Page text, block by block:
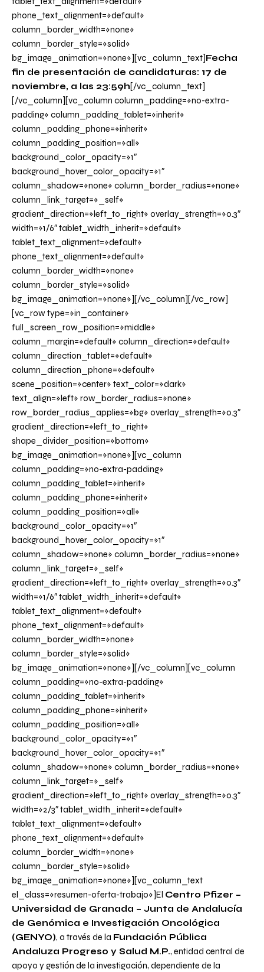
phone_text_alignment=»default»
column_border_width=»none»
column_border_style=»solid»
bg_image_animation=»none»][vc_column_text]Fecha
fin de presentación de candidaturas: 17 de
noviembre, a las 23:59h[/vc_column_text]
[/vc_column][vc_column column_padding=»no-extra-
padding» column_padding_tablet=»inherit»
column_padding_phone=»inherit»
column_padding_position=»all»
background_color_opacity=»1″
background_hover_color_opacity=»1″
column_shadow=»none» column_border_radius=»none»
column_link_target=»_self»
gradient_direction=»left_to_right» overlay_strength=»0.3″
width=»1/6″ tablet_width_inherit=»default»
tablet_text_alignment=»default»
phone_text_alignment=»default»
column_border_width=»none»
column_border_style=»solid»
bg_image_animation=»none»][/vc_column][/vc_row]
[vc_row type=»in_container»
full_screen_row_position=»middle»
column_margin=»default» column_direction=»default»
column_direction_tablet=»default»
column_direction_phone=»default»
scene_position=»center» text_color=»dark»
text_align=»left» row_border_radius=»none»
row_border_radius_applies=»bg» overlay_strength=»0.3″
gradient_direction=»left_to_right»
shape_divider_position=»bottom»
bg_image_animation=»none»][vc_column
column_padding=»no-extra-padding»
column_padding_tablet=»inherit»
column_padding_phone=»inherit»
column_padding_position=»all»
background_color_opacity=»1″
background_hover_color_opacity=»1″
column_shadow=»none» column_border_radius=»none»
column_link_target=»_self»
gradient_direction=»left_to_right» overlay_strength=»0.3″
width=»1/6″ tablet_width_inherit=»default»
tablet_text_alignment=»default»
phone_text_alignment=»default»
column_border_width=»none»
column_border_style=»solid»
bg_image_animation=»none»][/vc_column][vc_column
column_padding=»no-extra-padding»
column_padding_tablet=»inherit»
column_padding_phone=»inherit»
column_padding_position=»all»
background_color_opacity=»1″
background_hover_color_opacity=»1″
column_shadow=»none» column_border_radius=»none»
column_link_target=»_self»
gradient_direction=»left_to_right» overlay_strength=»0.3″
width=»2/3″ tablet_width_inherit=»default»
tablet_text_alignment=»default»
phone_text_alignment=»default»
column_border_width=»none»
column_border_style=»solid»
bg_image_animation=»none»][vc_column_text
el_class=»resumen-oferta-trabajo»]El Centro Pfizer –
Universidad de Granada – Junta de Andalucía
de Genómica e Investigación Oncológica
(GENYO), a través de la Fundación Pública
Andaluza Progreso y Salud M.P., entidad central de
apoyo y gestión de la investigación, dependiente de la